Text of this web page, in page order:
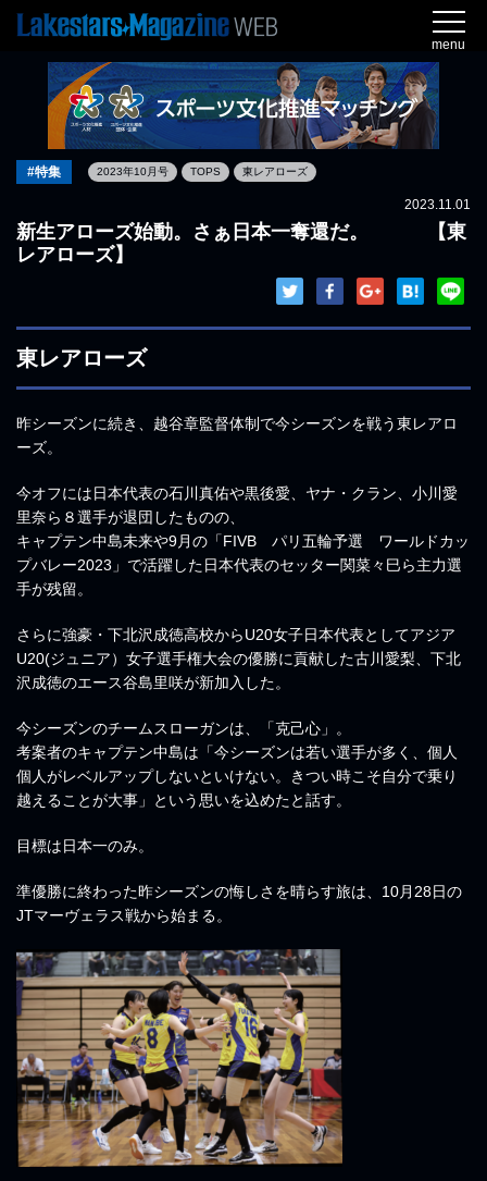
menu
#特集 2023年10月号 TOPS 東レアローズ
2023.11.01
新生アローズ始動。さぁ日本一奪還だ。 【東
レアローズ】
東レアローズ
昨シーズンに続き、越谷章監督体制で今シーズンを戦う東レアロ
ーズ。
今オフには日本代表の石川真佑や黒後愛、ヤナ・クラン、小川愛
里奈ら８選手が退団したものの、
キャプテン中島未来や9月の「FIVB パリ五輪予選 ワールドカッ
プバレー2023」で活躍した日本代表のセッター関菜々巳ら主力選
手が残留。
さらに強豪・下北沢成徳高校からU20女子日本代表としてアジア
U20(ジュニア）女子選手権大会の優勝に貢献した古川愛梨、下北
沢成徳のエース谷島里咲が新加入した。
今シーズンのチームスローガンは、「克己心」。
考案者のキャプテン中島は「今シーズンは若い選手が多く、個人
個人がレベルアップしないといけない。きつい時こそ自分で乗り
越えることが大事」という思いを込めたと話す。
目標は日本一のみ。
準優勝に終わった昨シーズンの悔しさを晴らす旅は、10月28日の
JTマーヴェラス戦から始まる。